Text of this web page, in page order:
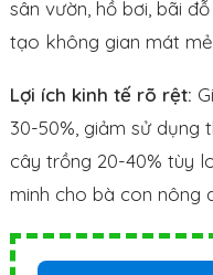
sân vườn, hồ bơi, bãi
tạo không gian mát
Lợi ích kinh tế rõ rệt:
30-50%, giảm sử dụng
cây trồng 20-40% tùy
minh cho bà con nông